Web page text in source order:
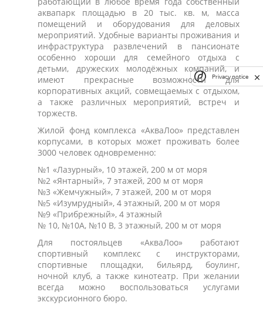
аквапарк площадью в 20 тыс. кв. м, масса
помещений и оборудования для деловых
мероприятий. Удобные варианты проживания и
инфраструктура развлечений в пансионате
особенно хороши для семейного отдыха с
детьми, дружеских молодёжных компаний, и
имеют прекрасные возможности для
корпоративных акций, совмещаемых с отдыхом,
а также различных мероприятий, встреч и
торжеств.
Жилой фонд комплекса «АкваЛоо» представлен
корпусами, в которых может проживать более
3000 человек одновременно:
№1 «Лазурный», 10 этажей, 200 м от моря
№2 «Янтарный», 7 этажей, 200 м от моря
№3 «Жемчужный», 7 этажей, 200 м от моря
№5 «Изумрудный», 4 этажный, 200 м от моря
№9 «Прибрежный», 4 этажный
№ 10, №10А, №10 В, 3 этажный, 200 м от моря
Для постояльцев «АкваЛоо» работают
спортивный комплекс с инструкторами,
спортивные площадки, бильярд, боулинг,
ночной клуб, а также кинотеатр. При желании
всегда можно воспользоваться услугами
экскурсионного бюро.
Privacy notice